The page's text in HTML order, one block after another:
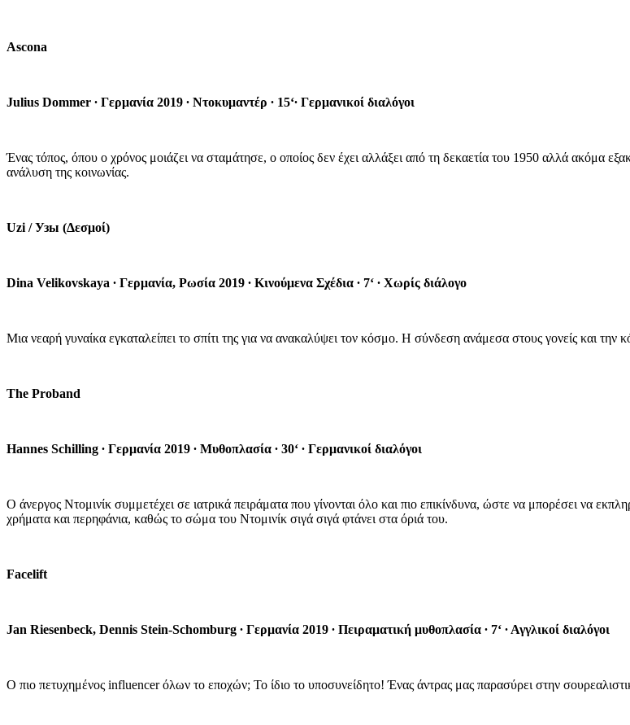
Ascona
Julius Dommer ∙ Γερμανία 2019 ∙ Ντοκυμαντέρ ∙ 15‘∙ Γερμανικοί διαλόγοι
Ένας τόπος, όπου ο χρόνος μοιάζει να σταμάτησε, ο οποίος δεν έχει αλλάξει από τη δεκαετία του 1950 αλλά ακόμα
ανάλυση της κοινωνίας.
Uzi / Узы (Δεσμοί)
Dina Velikovskaya ∙ Γερμανία, Ρωσία 2019 ∙ Κινούμενα Σχέδια ∙ 7‘ ∙ Χωρίς διάλογο
Μια νεαρή γυναίκα εγκαταλείπει το σπίτι της για να ανακαλύψει τον κόσμο. Η σύνδεση ανάμεσα στους γονείς και την
The Proband
Hannes Schilling ∙ Γερμανία 2019 ∙ Μυθοπλασία ∙ 30‘ ∙ Γερμανικοί διαλόγοι
Ο άνεργος Ντομινίκ συμμετέχει σε ιατρικά πειράματα που γίνονται όλο και πιο επικίνδυνα, ώστε να μπορέσει να
χρήματα και περηφάνια, καθώς το σώμα του Ντομινίκ σιγά σιγά φτάνει στα όριά του.
Facelift
Jan Riesenbeck, Dennis Stein-Schomburg ∙ Γερμανία 2019 ∙ Πειραματική μυθοπλασία ∙ 7‘ ∙ Αγγλικοί διαλόγοι
Ο πιο πετυχημένος influencer όλων το εποχών; Το ίδιο το υποσυνείδητο! Ένας άντρας μας παρασύρει στην